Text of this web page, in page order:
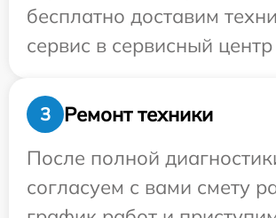
бесплатно доставим
сервис в сервисный
3
Ремонт техники
После полной
согласуем с вами смету